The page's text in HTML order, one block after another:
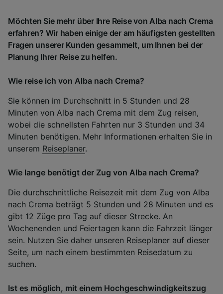
Möchten Sie mehr über Ihre Reise von Alba nach Crema
erfahren? Wir haben einige der am häufigsten gestellten
Fragen unserer Kunden gesammelt, um Ihnen bei der
Planung Ihrer Reise zu helfen.
Wie reise ich von Alba nach Crema?
Sie können im Durchschnitt in 5 Stunden und 28
Minuten von Alba nach Crema mit dem Zug reisen,
wobei die schnellsten Fahrten nur 3 Stunden und 34
Minuten benötigen. Mehr Informationen erhalten Sie in
unserem Reiseplaner.
Wie lange benötigt der Zug von Alba nach Crema?
Die durchschnittliche Reisezeit mit dem Zug von Alba
nach Crema beträgt 5 Stunden und 28 Minuten und es
gibt 12 Züge pro Tag auf dieser Strecke. An
Wochenenden und Feiertagen kann die Fahrzeit länger
sein. Nutzen Sie daher unseren Reiseplaner auf dieser
Seite, um nach einem bestimmten Reisedatum zu
suchen.
Ist es möglich, mit einem Hochgeschwindigkeitszug